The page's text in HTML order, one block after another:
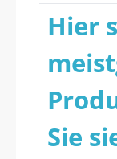
Hier
Sie